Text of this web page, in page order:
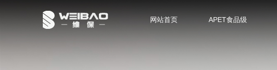
网站首页 APET食品级